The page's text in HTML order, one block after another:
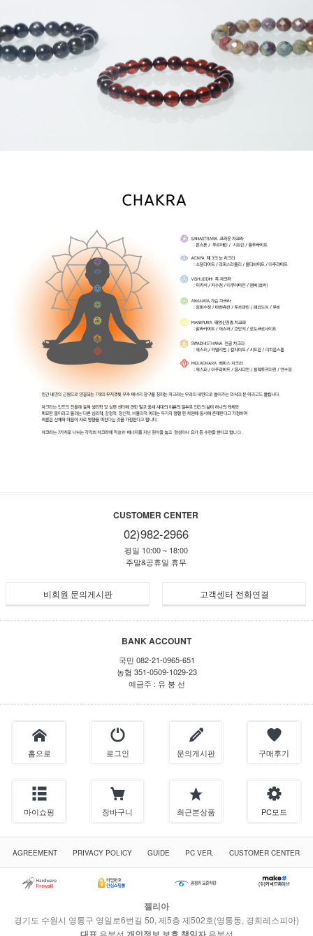
CUSTOMER CENTER
02)982-2966
평일 10:00 ~ 18:00
주말&공휴일 휴무
고객센터 전화연결
비회원 문의게시판
BANK ACCOUNT
국민 082-21-0965-651
농협 351-0509-1029-23
예금주 : 유 붕 선
홈으로 로그인 문의게시판 구매후기
마이쇼핑 장바구니 최근본상품 PC모드
AGREEMENT PRIVACY POLICY GUIDE PC VER. CUSTOMER CENTER
젤리아
경기도 수원시 영통구 영일로6번길 50, 제5층 제502호(영통동, 경희레스피아)
유붕선 유붕선